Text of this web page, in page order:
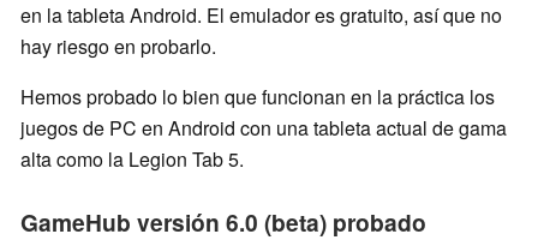
en la tableta Android. El emulador es gratuito, así que no
hay riesgo en probarlo.
Hemos probado lo bien que funcionan en la práctica los
juegos de PC en Android con una tableta actual de gama
alta como la Legion Tab 5.
GameHub versión 6.0 (beta) probado